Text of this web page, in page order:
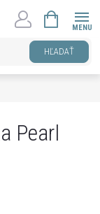
HĽADAŤ
KOŠÍK
Pearl